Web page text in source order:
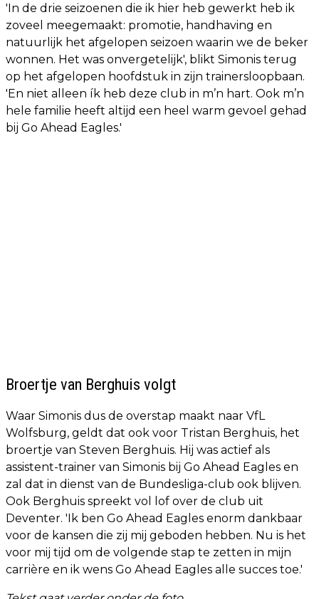
'In de drie seizoenen die ik hier heb gewerkt heb ik
zoveel meegemaakt: promotie, handhaving en
natuurlijk het afgelopen seizoen waarin we de beker
wonnen. Het was onvergetelijk', blikt Simonis terug
op het afgelopen hoofdstuk in zijn trainersloopbaan.
'En niet alleen ík heb deze club in m’n hart. Ook m’n
hele familie heeft altijd een heel warm gevoel gehad
bij Go Ahead Eagles.'
Broertje van Berghuis volgt
Waar Simonis dus de overstap maakt naar VfL
Wolfsburg, geldt dat ook voor Tristan Berghuis, het
broertje van Steven Berghuis. Hij was actief als
assistent-trainer van Simonis bij Go Ahead Eagles en
zal dat in dienst van de Bundesliga-club ook blijven.
Ook Berghuis spreekt vol lof over de club uit
Deventer. 'Ik ben Go Ahead Eagles enorm dankbaar
voor de kansen die zij mij geboden hebben. Nu is het
voor mij tijd om de volgende stap te zetten in mijn
carrière en ik wens Go Ahead Eagles alle succes toe.'